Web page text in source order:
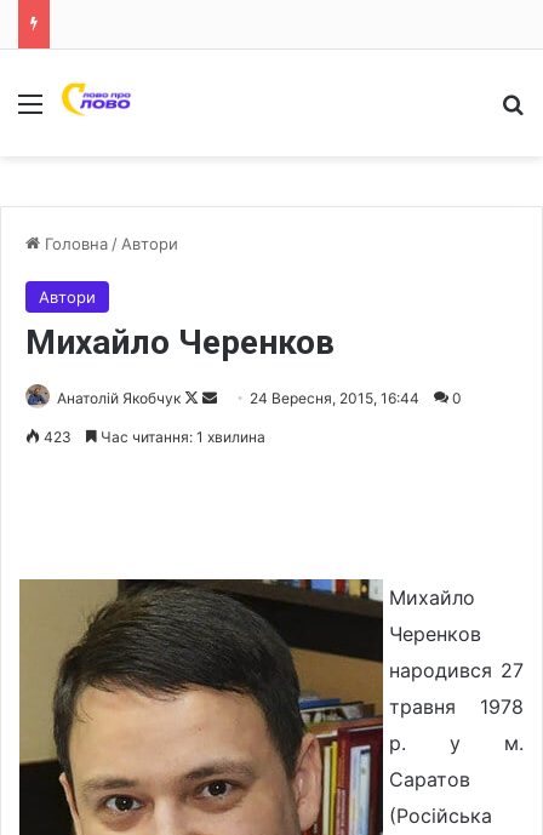
Меню
Головна / Автори
Автори
Михайло Черенков
Анатолій Якобчук
F
n
X
m
a
l
24 Вересня, 2015, 16:44 0
423 Час читання: 1 хвилина
Михайло
Черенков
народився 27
травня 1978
р. у м.
Саратов
(Російська